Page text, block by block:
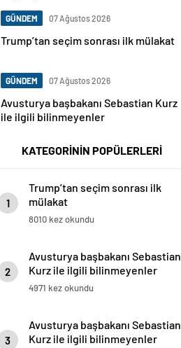
GÜNDEM 07 Ağustos 2026
Trump’tan seçim sonrası ilk mülakat
GÜNDEM 07 Ağustos 2026
Avusturya başbakanı Sebastian Kurz
ile ilgili bilinmeyenler
KATEGORİNİN POPÜLERLERİ
1
Trump’tan seçim sonrası ilk
mülakat
8010 kez okundu
2
Avusturya başbakanı Sebastian
Kurz ile ilgili bilinmeyenler
4971 kez okundu
3
Avusturya başbakanı Sebastian
Kurz ile ilgili bilinmeyenler